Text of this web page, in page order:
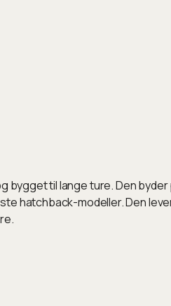
til lange ture. Den
hatchback-modeller. Den